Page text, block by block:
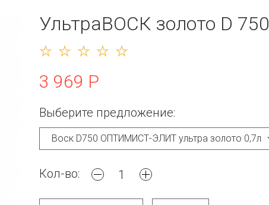
УльтраВОСК золото D 750
3 969 Р
Выберите предложение:
Кол-во: